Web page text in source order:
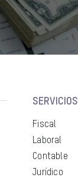
SERVICIOS
Fiscal
Laboral
Contable
Jurídico